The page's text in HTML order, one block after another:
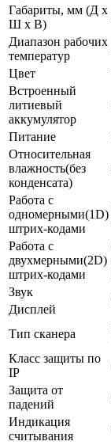
Габариты, мм (Д x
Ш x В)
Диапазон рабочих
температур
Цвет
Встроенный
литиевый
аккумулятор
Питание
Относительная
влажность(без
конденсата)
Работа с
одномерными(1D)
штрих-кодами
Работа с
двухмерными(2D)
штрих-кодами
Звук
Дисплей
Тип сканера
Класс защиты по
IP
Защита от
падений
Индикация
считывания